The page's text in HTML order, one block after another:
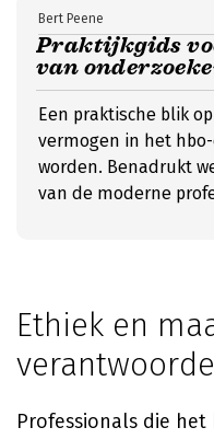
Praktijkgids
van
Bert Peene
Een praktische blik
vermogen in het
worden. Benadrukt
van de moderne
Ethiek en
Professionals die